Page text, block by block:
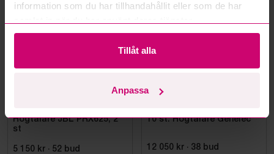
information som du har tillhandahållit eller som de har
Tillåt alla
Anpassa
Högtalare JBL PRX625, 2
st
5 150 kr · 52 bud
10 st. Högtalare Genelec
12 050 kr · 38 bud